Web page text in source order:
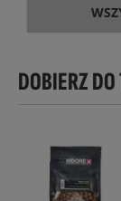
DOBIERZ